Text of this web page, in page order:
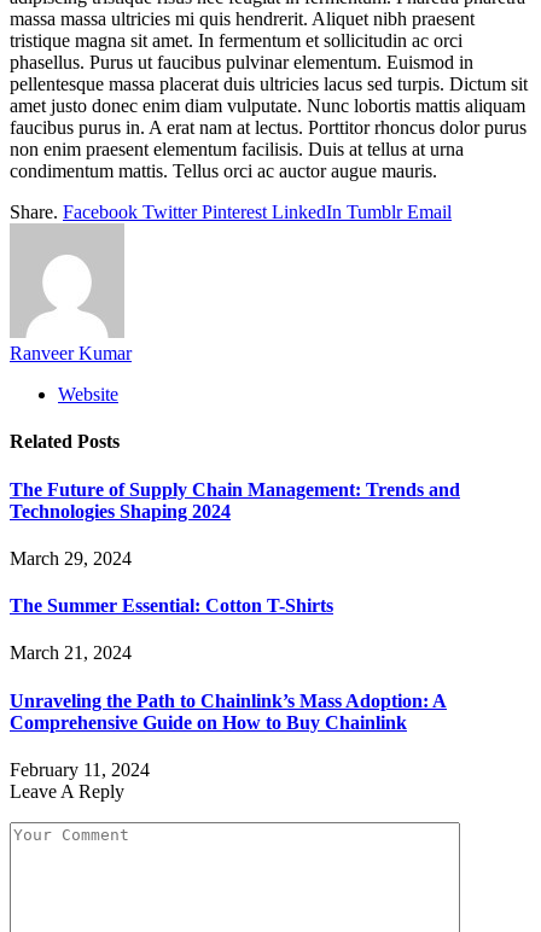
massa massa ultricies mi quis hendrerit. Aliquet nibh praesent
tristique magna sit amet. In fermentum et sollicitudin ac orci
phasellus. Purus ut faucibus pulvinar elementum. Euismod in
pellentesque massa placerat duis ultricies lacus sed turpis. Dictum sit
amet justo donec enim diam vulputate. Nunc lobortis mattis aliquam
faucibus purus in. A erat nam at lectus. Porttitor rhoncus dolor purus
non enim praesent elementum facilisis. Duis at tellus at urna
condimentum mattis. Tellus orci ac auctor augue mauris.
Share. Facebook Twitter Pinterest LinkedIn Tumblr Email
Ranveer Kumar
Website
Related Posts
The Future of Supply Chain Management: Trends and
Technologies Shaping 2024
March 29, 2024
The Summer Essential: Cotton T-Shirts
March 21, 2024
Unraveling the Path to Chainlink’s Mass Adoption: A
Comprehensive Guide on How to Buy Chainlink
February 11, 2024
Leave A Reply